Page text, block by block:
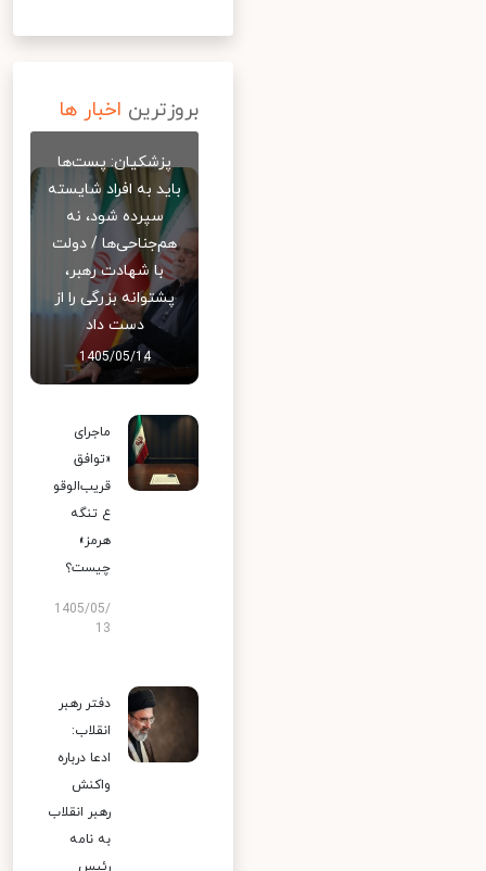
بروزترین اخبار ها
پزشکیان: پست‌ها
باید به افراد شایسته
سپرده شود، نه
هم‌جناحی‌ها / دولت
با شهادت رهبر،
پشتوانه بزرگی را از
دست داد
1405/05/14
ماجرای
«توافق
قریب‌الوقو
ع تنگه
هرمز»
چیست؟
1405/05/
13
دفتر رهبر
انقلاب:
ادعا درباره
واکنش
رهبر انقلاب
به نامه
رئیس